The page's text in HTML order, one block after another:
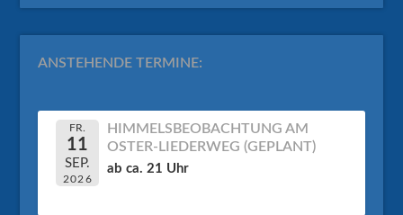
ANSTEHENDE TERMINE:
FR.
11
SEP.
2026
HIMMELSBEOBACHTUNG AM
OSTER-LIEDERWEG (GEPLANT)
ab ca. 21 Uhr